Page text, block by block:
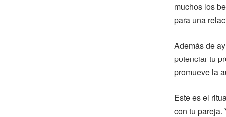
muchos los
para una
Además de
potenciar tu
promueve la
Este es el
con tu pareja.